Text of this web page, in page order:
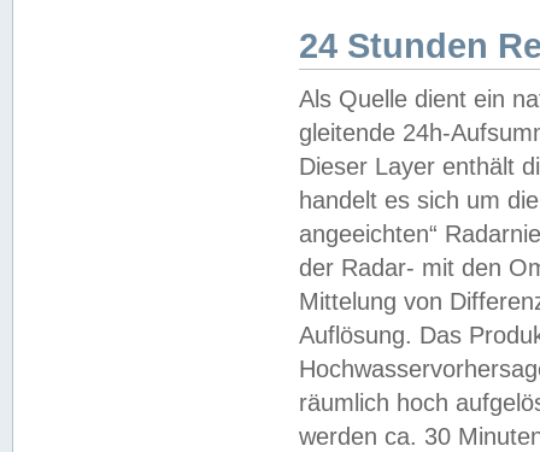
24 Stunden
Als Quelle dient ein
gleitende 24h-
Dieser Layer enthält
handelt es sich um
angeeichten“
der Radar- mit den
Mittelung von
Auflösung. Das
räumlich hoch
werden ca. 30